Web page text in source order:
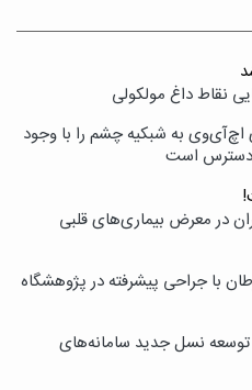
نقاط داغ مولکولی
به شبکیه چشم را با وجود
دسترس است
در معرض بیماری‌های قلبی
با جراحی پیشرفته در پژوهشگاه
توسعه نسل جدید سامانه‌های